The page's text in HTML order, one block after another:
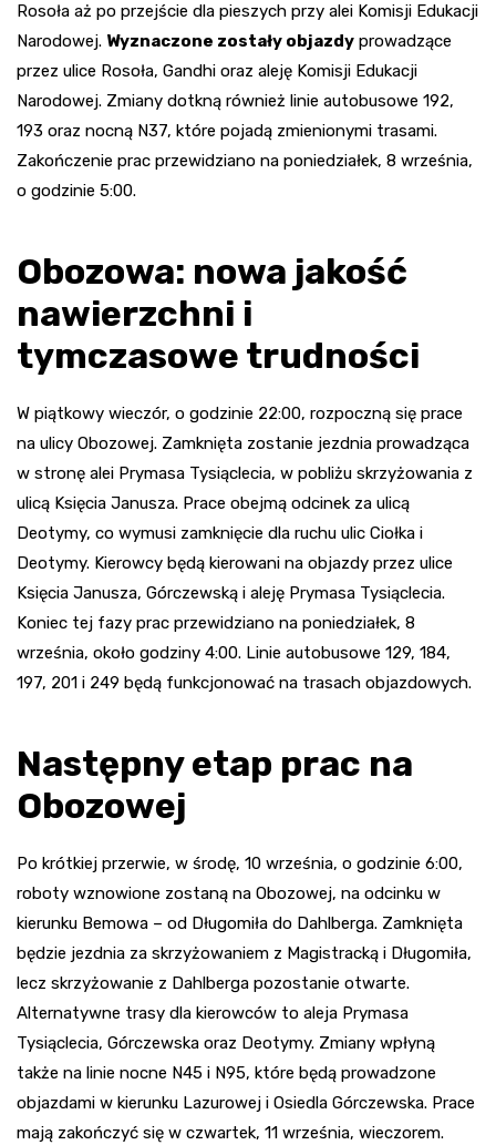
Rosoła aż po przejście dla pieszych przy alei Komisji Edukacji
Narodowej. Wyznaczone zostały objazdy prowadzące
przez ulice Rosoła, Gandhi oraz aleję Komisji Edukacji
Narodowej. Zmiany dotkną również linie autobusowe 192,
193 oraz nocną N37, które pojadą zmienionymi trasami.
Zakończenie prac przewidziano na poniedziałek, 8 września,
o godzinie 5:00.
Obozowa: nowa jakość
nawierzchni i
tymczasowe trudności
W piątkowy wieczór, o godzinie 22:00, rozpoczną się prace
na ulicy Obozowej. Zamknięta zostanie jezdnia prowadząca
w stronę alei Prymasa Tysiąclecia, w pobliżu skrzyżowania z
ulicą Księcia Janusza. Prace obejmą odcinek za ulicą
Deotymy, co wymusi zamknięcie dla ruchu ulic Ciołka i
Deotymy. Kierowcy będą kierowani na objazdy przez ulice
Księcia Janusza, Górczewską i aleję Prymasa Tysiąclecia.
Koniec tej fazy prac przewidziano na poniedziałek, 8
września, około godziny 4:00. Linie autobusowe 129, 184,
197, 201 i 249 będą funkcjonować na trasach objazdowych.
Następny etap prac na
Obozowej
Po krótkiej przerwie, w środę, 10 września, o godzinie 6:00,
roboty wznowione zostaną na Obozowej, na odcinku w
kierunku Bemowa – od Długomiła do Dahlberga. Zamknięta
będzie jezdnia za skrzyżowaniem z Magistracką i Długomiła,
lecz skrzyżowanie z Dahlberga pozostanie otwarte.
Alternatywne trasy dla kierowców to aleja Prymasa
Tysiąclecia, Górczewska oraz Deotymy. Zmiany wpłyną
także na linie nocne N45 i N95, które będą prowadzone
objazdami w kierunku Lazurowej i Osiedla Górczewska. Prace
mają zakończyć się w czwartek, 11 września, wieczorem.